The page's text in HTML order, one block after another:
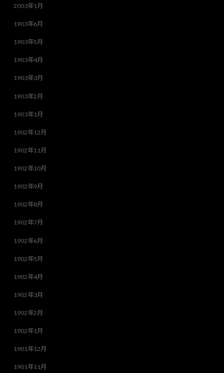
2003年1月
1903年6月
1903年5月
1903年4月
1903年3月
1903年2月
1903年1月
1902年12月
1902年11月
1902年10月
1902年9月
1902年8月
1902年7月
1902年6月
1902年5月
1902年4月
1902年3月
1902年2月
1902年1月
1901年12月
1901年11月